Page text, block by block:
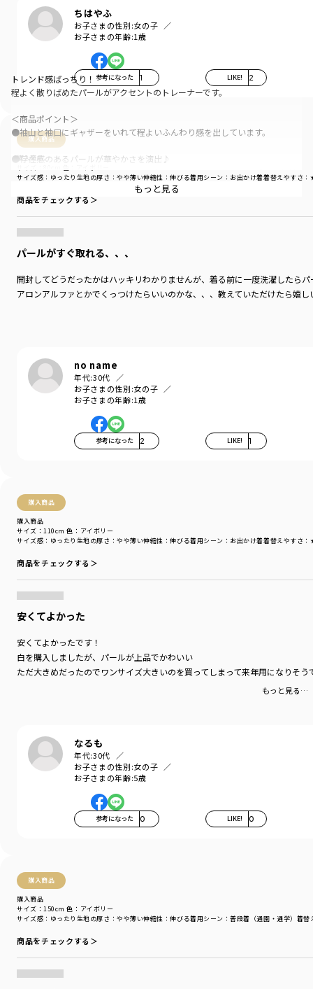
ちはやふ
お子さまの性別:女の子
お子さまの年齢:1歳
参考になった 1 LIKE! 2
購入商品
購入商品
サイズ感 ：ゆったり 生地の厚さ ：やや薄い伸縮性 ：伸びる着用シーン ：お出かけ着着替えやすさ
商品をチェックする＞
パールがすぐ取れる、、、
開封してどうだったかはハッキリわかりませんが、着る前に一度洗濯したら
アロンアルファとかでくっつけたらいいのかな、、、教えていただけたら嬉し
no name
年代:30代
お子さまの性別:女の子
お子さまの年齢:1歳
参考になった 2 LIKE! 1
購入商品
購入商品
サイズ感 ：ゆったり 生地の厚さ ：やや薄い伸縮性 ：伸びる着用シーン ：お出かけ着着替えやすさ
サイズ：110cm 色：アイボリー
商品をチェックする＞
安くてよかった
安くてよかったです！
白を購入しましたが、パールが上品でかわいい
ただ大きめだったのでワンサイズ大きいのを買ってしまって来年用になりそう
もっと見る…
なるも
年代:30代
お子さまの性別:女の子
お子さまの年齢:5歳
参考になった 0 LIKE! 0
購入商品
購入商品
サイズ感 ：ゆったり 生地の厚さ ：やや薄い伸縮性 ：伸びる着用シーン ：普段着（通園・通学） 着替
サイズ：150cm 色：アイボリー
商品をチェックする＞
トレンド感ばっちり！
程よく散りばめたパールがアクセントのトレーナーです。
＜商品ポイント＞
●袖山と袖口にギャザーをいれて程よいふんわり感を出しています。
●存在感のあるパールが華やかさを演出♪
スカートなどガーリーなアイテムはもちろん、デニムやショートパンツなど
カジュアルなアイテムとも相性◎
-----
伸縮性：あり
ブランド ／branshes
シーズン
／アウトレット
／トップス>トレーナー・パーカー
ブラック
GIRL
／12-4404-093
もっと見る